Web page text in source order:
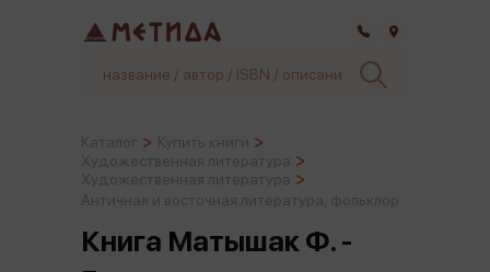
Книга Матышак Ф. -